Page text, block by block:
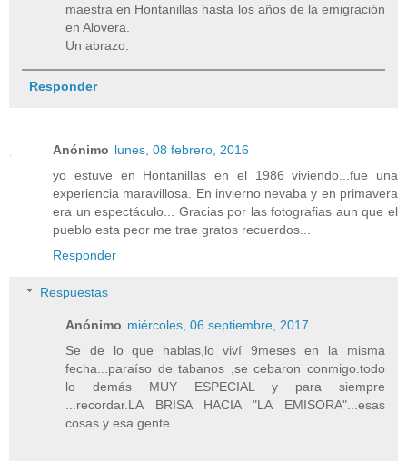
maestra en Hontanillas hasta los años de la emigración
en Alovera.
Un abrazo.
Responder
Anónimo lunes, 08 febrero, 2016
yo estuve en Hontanillas en el 1986 viviendo...fue una
experiencia maravillosa. En invierno nevaba y en primavera
era un espectáculo... Gracias por las fotografias aun que el
pueblo esta peor me trae gratos recuerdos...
Responder
Respuestas
Anónimo miércoles, 06 septiembre, 2017
Se de lo que hablas,lo viví 9meses en la misma
fecha...paraíso de tabanos ,se cebaron conmigo.todo
lo demás MUY ESPECIAL y para siempre
...recordar.LA BRISA HACIA "LA EMISORA"...esas
cosas y esa gente....